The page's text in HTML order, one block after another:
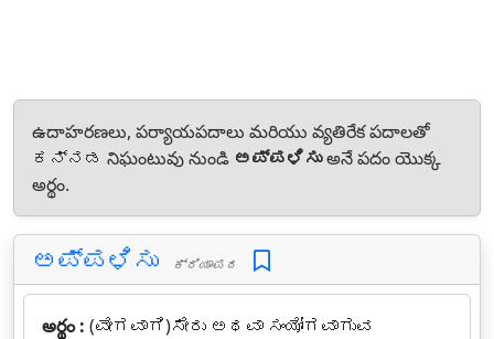
ఉదాహరణలు, పర్యాయపదాలు మరియు వ్యతిరేక పదాలతో
ಕನ್ನಡ నిఘంటువు నుండి ಅಪ್ಪಳಿಸುఅనే పదం యొక్క
అర్థం.
ಅಪ್ಪಳಿಸು ಕ್ರಿಯಾಪದ
అర్థం : (ವೇಗವಾಗಿ)ಸೇರು ಅಥವಾ ಸಂಯೋಗವಾಗುವ